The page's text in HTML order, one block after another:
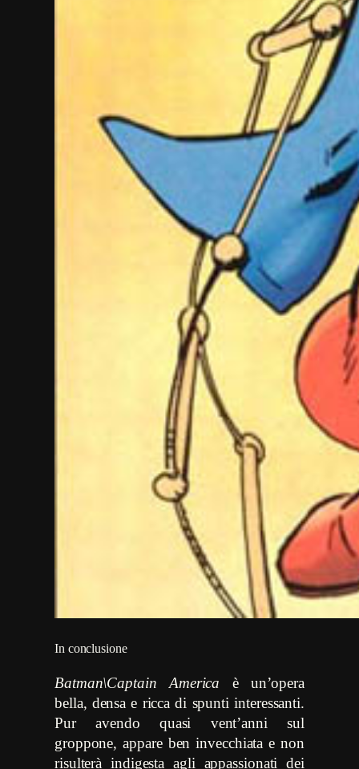
In conclusione
Batman\Captain America è un’opera
bella, densa e ricca di spunti interessanti.
Pur avendo quasi vent’anni sul
groppone, appare ben invecchiata e non
risulterà indigesta agli appassionati dei